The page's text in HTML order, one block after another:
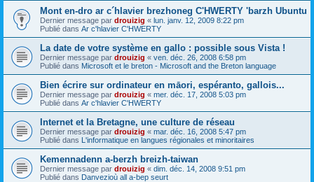
Mont en-dro ar c´hlavier brezhoneg C'HWERTY 'barzh Ubuntu
Dernier message par drouizig « lun. janv. 12, 2009 8:22 pm
Publié dans Ar c'hlavier C'HWERTY
La date de votre système en gallo : possible sous Vista !
Dernier message par drouizig « ven. déc. 26, 2008 6:58 pm
Publié dans Microsoft et le breton - Microsoft and the Breton language
Bien écrire sur ordinateur en māori, espéranto, gallois...
Dernier message par drouizig « mer. déc. 17, 2008 5:03 pm
Publié dans Ar c'hlavier C'HWERTY
Internet et la Bretagne, une culture de réseau
Dernier message par drouizig « mar. déc. 16, 2008 5:47 pm
Publié dans L'informatique en langues régionales et minoritaires
Kemennadenn a-berzh breizh-taiwan
Dernier message par drouizig « dim. déc. 14, 2008 9:51 pm
Publié dans Danvezioù all a-bep seurt